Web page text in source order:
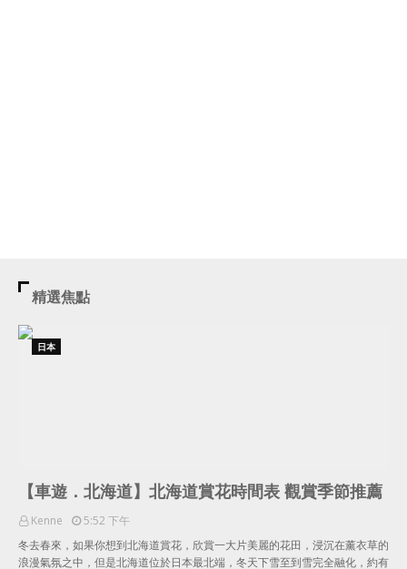
精選焦點
日本
【車遊．北海道】北海道賞花時間表 觀賞季節推薦
Kenne
5:52 下午
冬去春來，如果你想到北海道賞花，欣賞一大片美麗的花田，浸沉在薰衣草的
浪漫氣氛之中，但是北海道位於日本最北端，冬天下雪至到雪完全融化，約有